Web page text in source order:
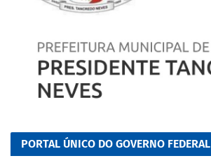
PORTAL ÚNICO DO GOVERNO FEDERAL